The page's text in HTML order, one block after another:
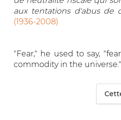
aux tentations d'abus de
(1936-2008)
"Fear," he used to say,
commodity in the